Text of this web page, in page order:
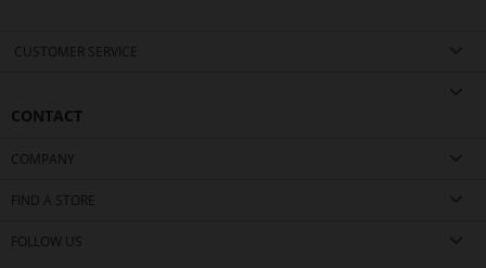
CUSTOMER SERVICE
CONTACT
COMPANY
FIND A STORE
FOLLOW US